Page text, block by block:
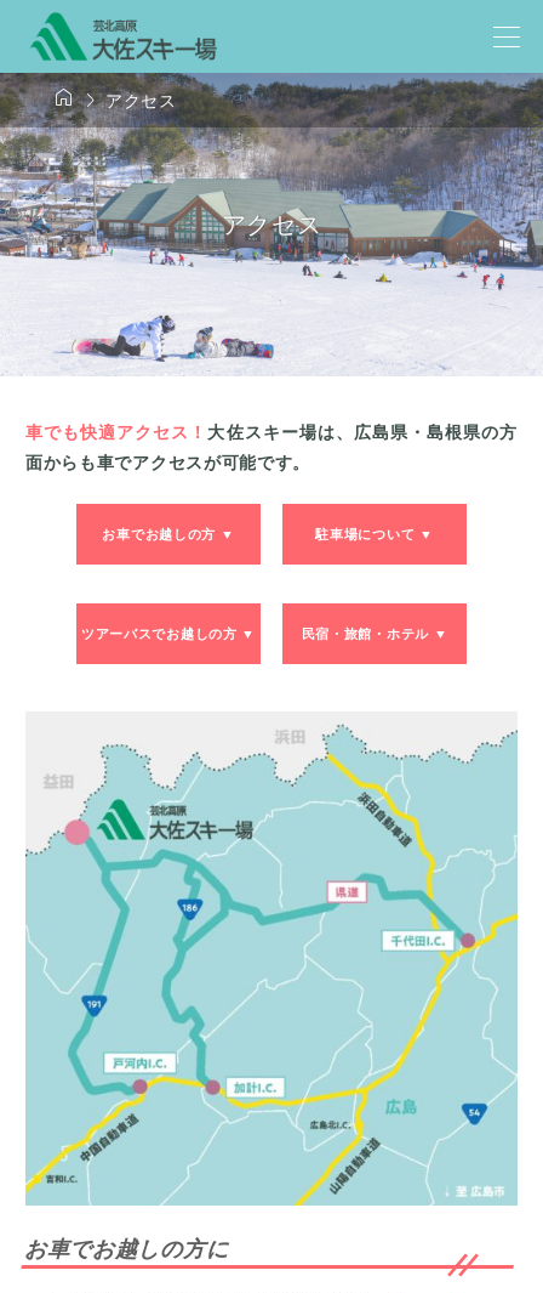
アクセス
アクセス
車でも快適アクセス！ 大佐スキー場は、広島県・島根県の方
面からも車でアクセスが可能です。
お車でお越しの方 ▼ 駐車場について ▼
ツアーバスでお越しの方 ▼ 民宿・旅館・ホテル ▼
お車でお越しの方に